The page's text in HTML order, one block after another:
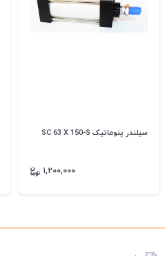
سیلندر پنوماتیک SC 63 X 150-S
۱,۲۰۰,۰۰۰